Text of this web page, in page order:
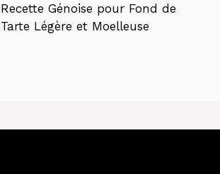
Recette Génoise pour Fond de
Tarte Légère et Moelleuse